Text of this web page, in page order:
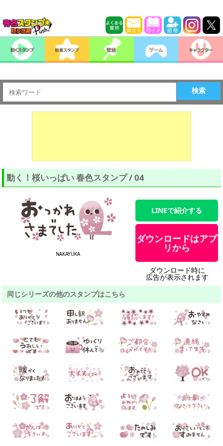
検索
動く！桜いっぱい 春色スタンプ / 04
NAKAYUKA
LINEで紹介する
ダウンロードはアプ
リから
ダウンロード時に
広告が表示されます
同じシリーズの他のスタンプはこちら